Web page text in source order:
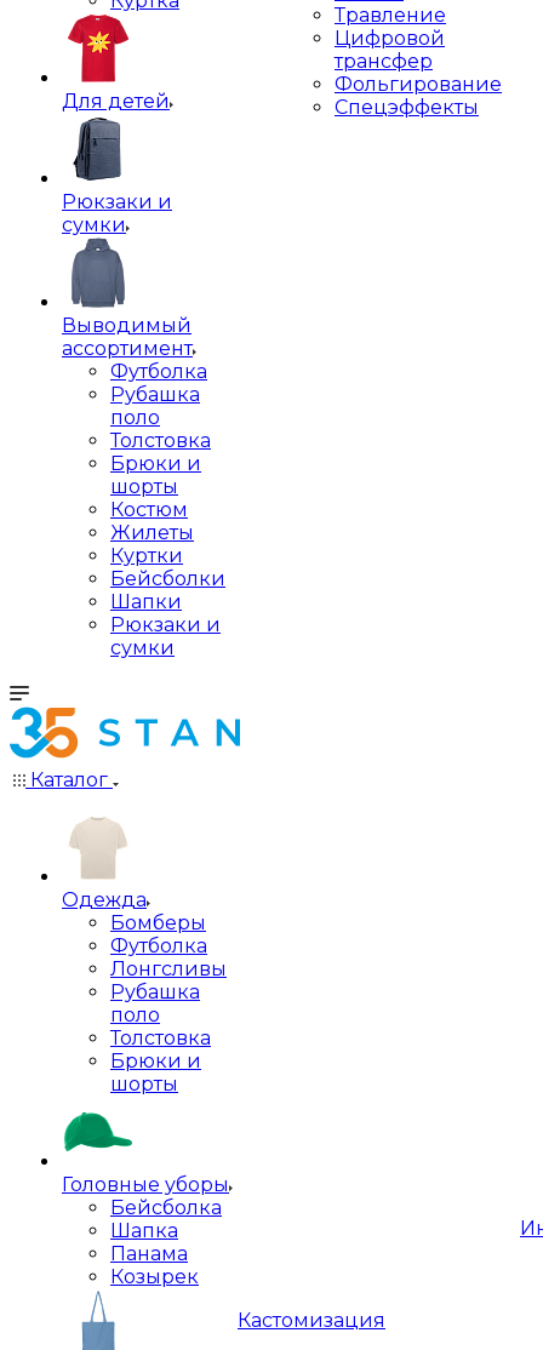
Для детей
Рюкзаки и
сумки
Выводимый
ассортимент
Футболка
Рубашка
поло
Толстовка
Брюки и
шорты
Костюм
Жилеты
Куртки
Бейсболки
Шапки
Рюкзаки и
сумки
Травление
Цифровой
трансфер
Фольгирование
Спецэффекты
Каталог
Одежда
Бомберы
Футболка
Лонгсливы
Рубашка
поло
Толстовка
Брюки и
шорты
Головные уборы
Бейсболка
Шапка
Панама
Козырек
Кастомизация